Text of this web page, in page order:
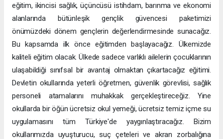
eğitim, ikincisi sağlık, üçüncüsü istihdam, barınma ve ekonomi
alanlarında bütünleşik gençlik güvencesi paketimizi
önümüzdeki dönem gençlerin değerlendirmesinde sunacağız.
Bu kapsamda ilk önce eğitimden başlayacağız. Ülkemizde
kaliteli eğitim olacak. Ülkede sadece varlıklı ailelerin çocuklarının
ulaşabildiği sınıfsal bir avantaj olmaktan çıkartacağız eğitimi.
Devletin okullarında yeterli öğretmen, güvenlik görevlisi, sağlık
personeli atamalarını muhakkak gerçekleştireceğiz. Yine
okullarda bir öğün ücretsiz okul yemeği, ücretsiz temiz içme su
uygulamasını tüm Türkiye'de yaygınlaştıracağız. Bizim
okullarımızda uyuşturucu, suç çeteleri ve akran zorbalığına